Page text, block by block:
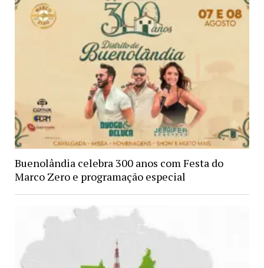
Buenolândia celebra 300 anos com Festa do
Marco Zero e programação especial